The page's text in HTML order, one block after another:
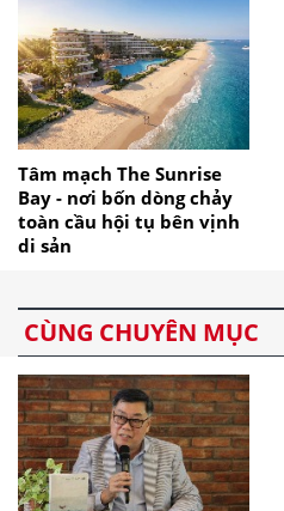
Tâm mạch The Sunrise
Bay - nơi bốn dòng chảy
toàn cầu hội tụ bên vịnh
di sản
CÙNG CHUYÊN MỤC